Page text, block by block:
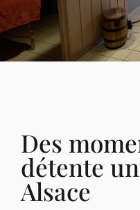
Des
détente
Alsace